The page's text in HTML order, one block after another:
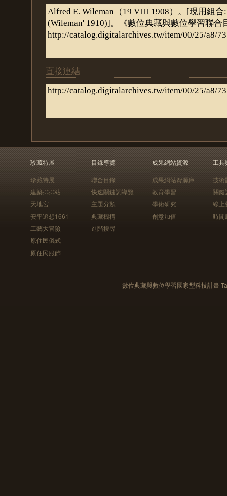
直接連結
珍藏特展
珍藏特展
建築排排站
天地宮
安平追想1661
工藝大冒險
原住民儀式
原住民服飾
目錄導覽
聯合目錄
快速關鍵詞導覽
主題分類
典藏機構
進階搜尋
成果網站資源
成果網站資源庫
教育學習
學術研究
創意加值
工具
技術
關鍵
線上
時間
數位典藏與數位學習國家型科技計畫